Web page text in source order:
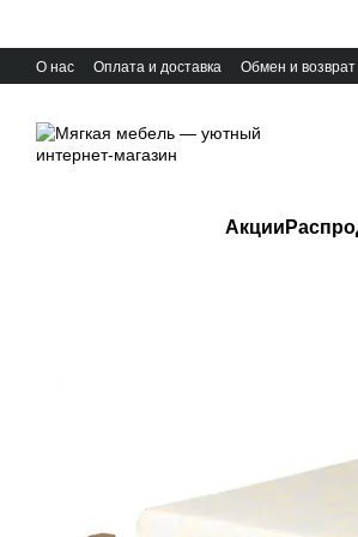
О нас Оплата и доставка Обмен и возврат
Акции